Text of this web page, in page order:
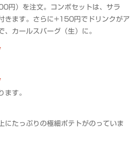
円）を注文。コンボセットは、サラ
きます。さらに+150円でドリンクがア
、カールスバーグ（生）に。
ます。
にたっぷりの極細ポテトがのっていま